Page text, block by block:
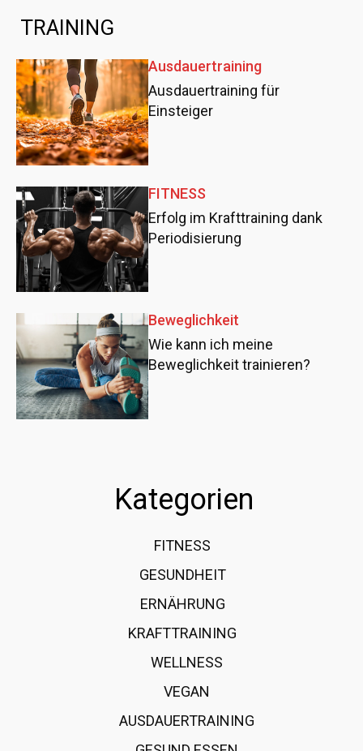
TRAINING
Ausdauertraining
Ausdauertraining für
Einsteiger
FITNESS
Erfolg im Krafttraining dank
Periodisierung
Beweglichkeit
Wie kann ich meine
Beweglichkeit trainieren?
Kategorien
FITNESS
GESUNDHEIT
ERNÄHRUNG
KRAFTTRAINING
WELLNESS
VEGAN
AUSDAUERTRAINING